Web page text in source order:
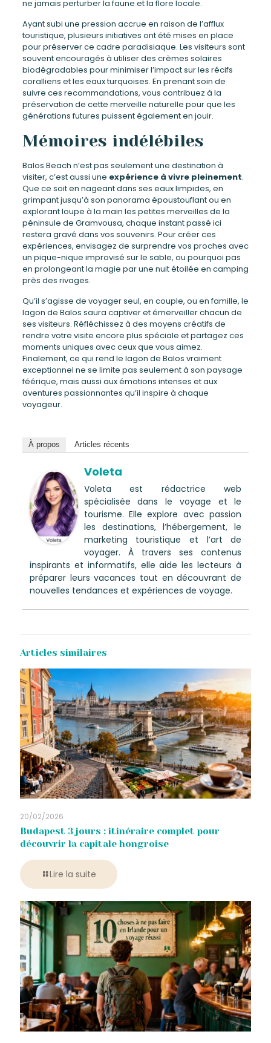
ne jamais perturber la faune et la flore locale.
Ayant subi une pression accrue en raison de l’afflux
touristique, plusieurs initiatives ont été mises en place
pour préserver ce cadre paradisiaque. Les visiteurs sont
souvent encouragés à utiliser des crèmes solaires
biodégradables pour minimiser l’impact sur les récifs
coralliens et les eaux turquoises. En prenant soin de
suivre ces recommandations, vous contribuez à la
préservation de cette merveille naturelle pour que les
générations futures puissent également en jouir.
Mémoires indélébiles
Balos Beach n’est pas seulement une destination à
visiter, c’est aussi une expérience à vivre pleinement.
Que ce soit en nageant dans ses eaux limpides, en
grimpant jusqu’à son panorama époustouflant ou en
explorant loupe à la main les petites merveilles de la
péninsule de Gramvousa, chaque instant passé ici
restera gravé dans vos souvenirs. Pour créer ces
expériences, envisagez de surprendre vos proches avec
un pique-nique improvisé sur le sable, ou pourquoi pas
en prolongeant la magie par une nuit étoilée en camping
près des rivages.
Qu’il s’agisse de voyager seul, en couple, ou en famille, le
lagon de Balos saura captiver et émerveiller chacun de
ses visiteurs. Réfléchissez à des moyens créatifs de
rendre votre visite encore plus spéciale et partagez ces
moments uniques avec ceux que vous aimez.
Finalement, ce qui rend le lagon de Balos vraiment
exceptionnel ne se limite pas seulement à son paysage
féérique, mais aussi aux émotions intenses et aux
aventures passionnantes qu’il inspire à chaque
voyageur.
À propos Articles récents
Voleta
Voleta est rédactrice web
spécialisée dans le voyage et le
tourisme. Elle explore avec passion
les destinations, l’hébergement, le
marketing touristique et l’art de
voyager. À travers ses contenus
inspirants et informatifs, elle aide les lecteurs à
préparer leurs vacances tout en découvrant de
nouvelles tendances et expériences de voyage.
Articles similaires
20/02/2026
Budapest 3 jours : itinéraire complet pour
découvrir la capitale hongroise
Lire la suite